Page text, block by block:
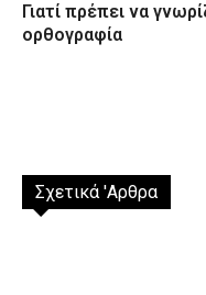
Γιατί πρέπει να
ορθογραφία
Σχετικά 'Αρθρα